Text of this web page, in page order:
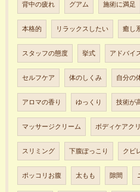
背中の疲れ グアム 施術に満足
本格的 リラックスしたい 癒し
スタッフの態度 挙式 アドバイ
セルフケア 体のしくみ 自分の
アロマの香り ゆっくり 技術が
マッサージクリーム ボディケアク
スリミング 下腹ぽっこり クビ
ポッコリお腹 太もも 隙間